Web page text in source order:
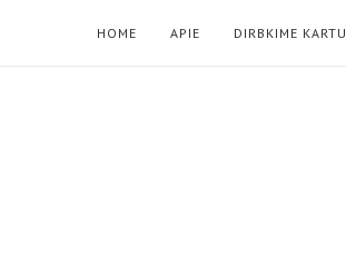
HOME APIE DIRBKIME KARTU